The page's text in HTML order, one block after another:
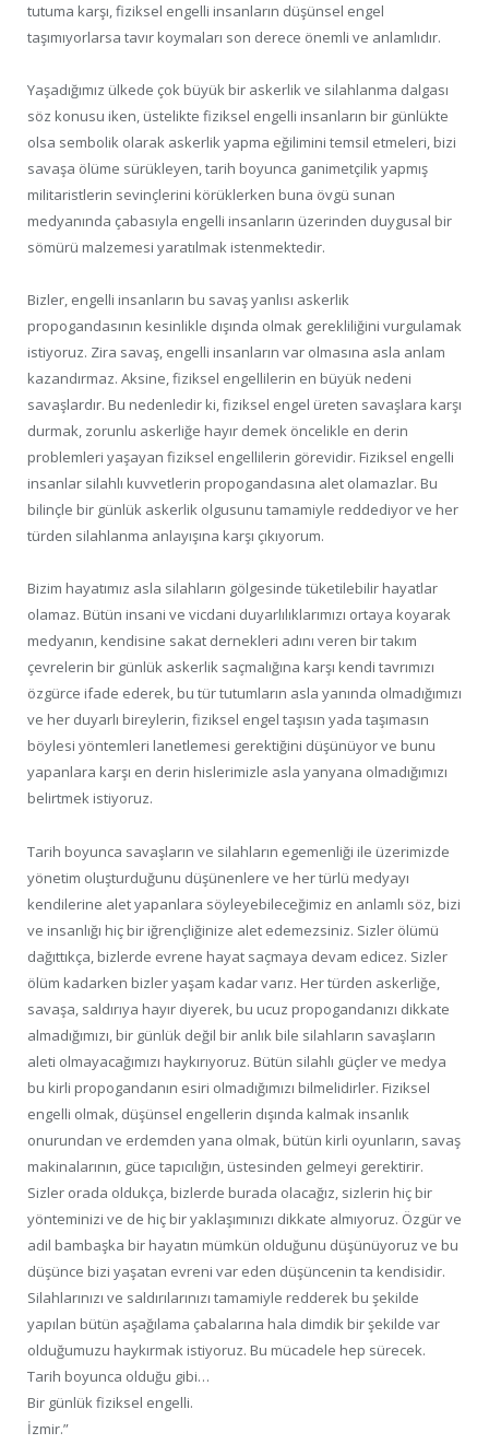
tutuma karşı, fiziksel engelli insanların düşünsel engel
taşımıyorlarsa tavır koymaları son derece önemli ve anlamlıdır.
Yaşadığımız ülkede çok büyük bir askerlik ve silahlanma dalgası
söz konusu iken, üstelikte fiziksel engelli insanların bir günlükte
olsa sembolik olarak askerlik yapma eğilimini temsil etmeleri, bizi
savaşa ölüme sürükleyen, tarih boyunca ganimetçilik yapmış
militaristlerin sevinçlerini körüklerken buna övgü sunan
medyanında çabasıyla engelli insanların üzerinden duygusal bir
sömürü malzemesi yaratılmak istenmektedir.
Bizler, engelli insanların bu savaş yanlısı askerlik
propogandasının kesinlikle dışında olmak gerekliliğini vurgulamak
istiyoruz. Zira savaş, engelli insanların var olmasına asla anlam
kazandırmaz. Aksine, fiziksel engellilerin en büyük nedeni
savaşlardır. Bu nedenledir ki, fiziksel engel üreten savaşlara karşı
durmak, zorunlu askerliğe hayır demek öncelikle en derin
problemleri yaşayan fiziksel engellilerin görevidir. Fiziksel engelli
insanlar silahlı kuvvetlerin propogandasına alet olamazlar. Bu
bilinçle bir günlük askerlik olgusunu tamamiyle reddediyor ve her
türden silahlanma anlayışına karşı çıkıyorum.
Bizim hayatımız asla silahların gölgesinde tüketilebilir hayatlar
olamaz. Bütün insani ve vicdani duyarlılıklarımızı ortaya koyarak
medyanın, kendisine sakat dernekleri adını veren bir takım
çevrelerin bir günlük askerlik saçmalığına karşı kendi tavrımızı
özgürce ifade ederek, bu tür tutumların asla yanında olmadığımızı
ve her duyarlı bireylerin, fiziksel engel taşısın yada taşımasın
böylesi yöntemleri lanetlemesi gerektiğini düşünüyor ve bunu
yapanlara karşı en derin hislerimizle asla yanyana olmadığımızı
belirtmek istiyoruz.
Tarih boyunca savaşların ve silahların egemenliği ile üzerimizde
yönetim oluşturduğunu düşünenlere ve her türlü medyayı
kendilerine alet yapanlara söyleyebileceğimiz en anlamlı söz, bizi
ve insanlığı hiç bir iğrençliğinize alet edemezsiniz. Sizler ölümü
dağıttıkça, bizlerde evrene hayat saçmaya devam edicez. Sizler
ölüm kadarken bizler yaşam kadar varız. Her türden askerliğe,
savaşa, saldırıya hayır diyerek, bu ucuz propogandanızı dikkate
almadığımızı, bir günlük değil bir anlık bile silahların savaşların
aleti olmayacağımızı haykırıyoruz. Bütün silahlı güçler ve medya
bu kirli propogandanın esiri olmadığımızı bilmelidirler. Fiziksel
engelli olmak, düşünsel engellerin dışında kalmak insanlık
onurundan ve erdemden yana olmak, bütün kirli oyunların, savaş
makinalarının, güce tapıcılığın, üstesinden gelmeyi gerektirir.
Sizler orada oldukça, bizlerde burada olacağız, sizlerin hiç bir
yönteminizi ve de hiç bir yaklaşımınızı dikkate almıyoruz. Özgür ve
adil bambaşka bir hayatın mümkün olduğunu düşünüyoruz ve bu
düşünce bizi yaşatan evreni var eden düşüncenin ta kendisidir.
Silahlarınızı ve saldırılarınızı tamamiyle redderek bu şekilde
yapılan bütün aşağılama çabalarına hala dimdik bir şekilde var
olduğumuzu haykırmak istiyoruz. Bu mücadele hep sürecek.
Tarih boyunca olduğu gibi…
Bir günlük fiziksel engelli.
İzmir.”